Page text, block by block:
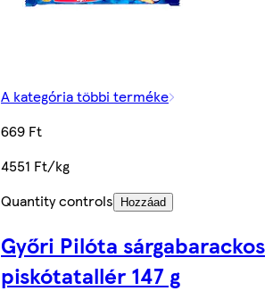
A kategória többi terméke
669 Ft
4551 Ft/kg
Quantity controls
Hozzáad
Győri Pilóta sárgabarackos
piskótatallér 147 g